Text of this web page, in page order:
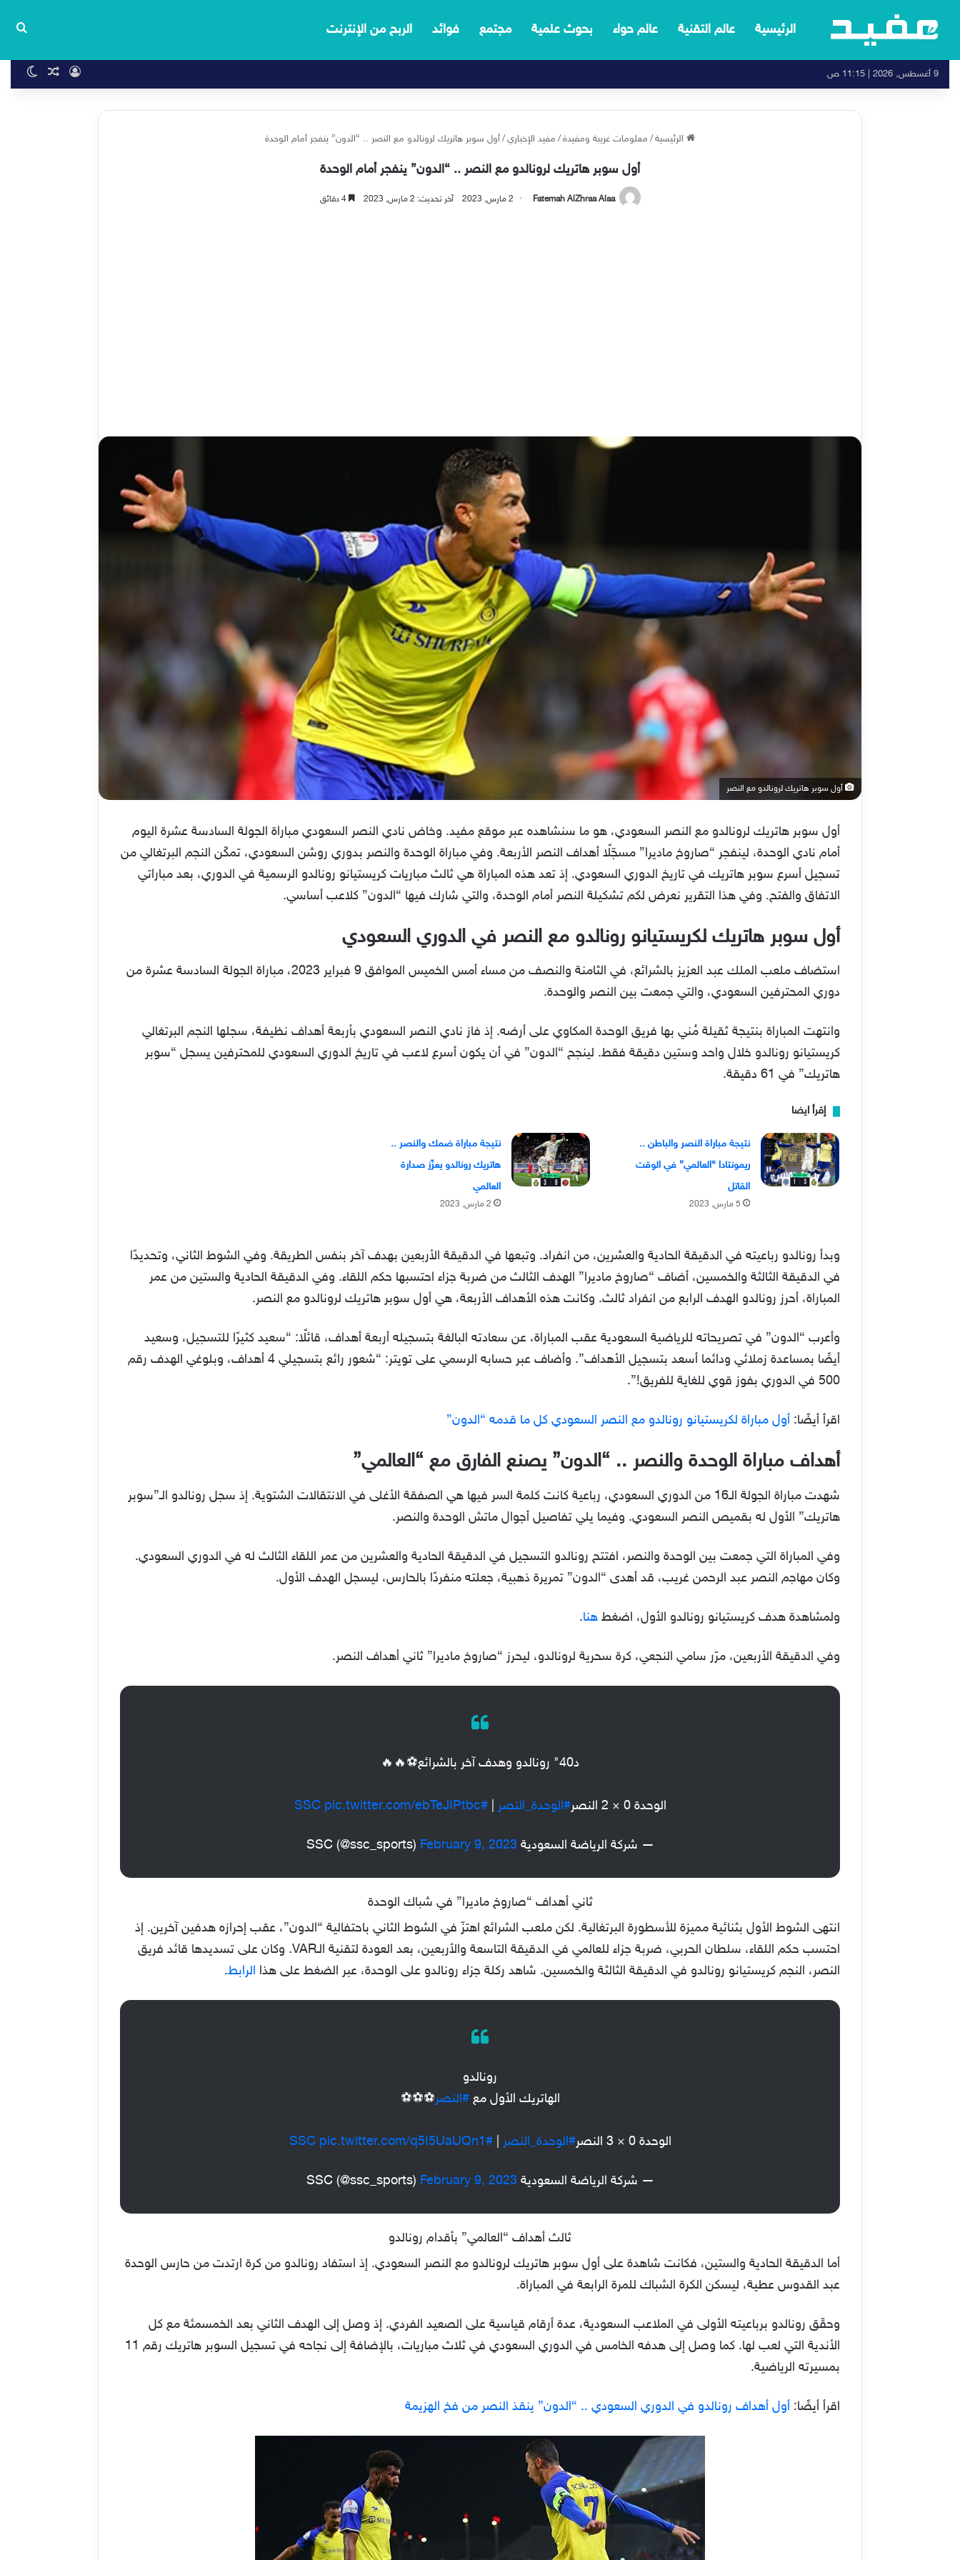
الرئيسية عالم التقنية عالم حواء بحوث علمية مجتمع فوائد الربح من الإنترنت
9 أغسطس, 2026 | 11:15 ص تسجيل الدخول
مقال
الرئيسية/ معلومات غريبة ومفيدة/ مفيد الإخباري/أول سوبر هاتريك لرونالدو مع النصر .. “الدون” ينفجر أمام الوحدة
أول سوبر هاتريك لرونالدو مع النصر .. “الدون” ينفجر أمام الوحدة
Fatemah AlZhraa Alaa 2 مارس, 2023 آخر تحديث: 2 مارس, 2023 4 دقائق
أول سوبر هاتريك لرونالدو مع النصر
أول سوبر هاتريك لرونالدو مع النصر السعودي، هو ما سنشاهده عبر موقع مفيد. وخاض نادي النصر السعودي مباراة الجولة السادسة عشرة اليوم
أمام نادي الوحدة، لينفجر “صاروخ ماديرا” مسجّلًا أهداف النصر الأربعة. وفي مباراة الوحدة والنصر بدوري روشن السعودي، تمكّن النجم البرتغالي من
تسجيل أسرع سوبر هاتريك في تاريخ الدوري السعودي. إذ تعد هذه المباراة هي ثالث مباريات كريستيانو رونالدو الرسمية في الدوري، بعد مباراتي
الاتفاق والفتح. وفي هذا التقرير نعرض لكم تشكيلة النصر أمام الوحدة، والتي شارك فيها “الدون” كلاعب أساسي.
أول سوبر هاتريك لكريستيانو رونالدو مع النصر في الدوري السعودي
استضاف ملعب الملك عبد العزيز بالشرائع، في الثامنة والنصف من مساء أمس الخميس الموافق 9 فبراير 2023، مباراة الجولة السادسة عشرة من
دوري المحترفين السعودي، والتي جمعت بين النصر والوحدة.
وانتهت المباراة بنتيجة ثقيلة مُني بها فريق الوحدة المكاوي على أرضه. إذ فاز نادي النصر السعودي بأربعة أهداف نظيفة، سجلها النجم البرتغالي
كريستيانو رونالدو خلال واحد وستين دقيقة فقط. لينجح “الدون” في أن يكون أسرع لاعب في تاريخ الدوري السعودي للمحترفين يسجل “سوبر
هاتريك” في 61 دقيقة.
إقرأ ايضا
نتيجة مباراة النصر والباطن ..
ريمونتادا “العالمي” في الوقت
القاتل
5 مارس, 2023
نتيجة مباراة ضمك والنصر ..
هاتريك رونالدو يعزّز صدارة
العالمي
2 مارس, 2023
وبدأ رونالدو رباعيته في الدقيقة الحادية والعشرين، من انفراد. وتبعها في الدقيقة الأربعين بهدف آخر بنفس الطريقة. وفي الشوط الثاني، وتحديدًا
في الدقيقة الثالثة والخمسين، أضاف “صاروخ ماديرا” الهدف الثالث من ضربة جزاء احتسبها حكم اللقاء. وفي الدقيقة الحادية والستين من عمر
المباراة، أحرز رونالدو الهدف الرابع من انفراد ثالث. وكانت هذه الأهداف الأربعة، هي أول سوبر هاتريك لرونالدو مع النصر.
وأعرب “الدون” في تصريحاته للرياضية السعودية عقب المباراة، عن سعادته البالغة بتسجيله أربعة أهداف، قائلًا: “سعيد كثيرًا للتسجيل، وسعيد
أيضًا بمساعدة زملائي ودائما أسعد بتسجيل الأهداف”. وأضاف عبر حسابه الرسمي على تويتر: “شعور رائع بتسجيلي 4 أهداف، وبلوغي الهدف رقم
500 في الدوري بفوز قوي للغاية للفريق!”.
اقرأ أيضًا: أول مباراة لكريستيانو رونالدو مع النصر السعودي كل ما قدمه “الدون”
أهداف مباراة الوحدة والنصر .. “الدون” يصنع الفارق مع “العالمي”
شهدت مباراة الجولة الـ16 من الدوري السعودي، رباعية كانت كلمة السر فيها هي الصفقة الأغلى في الانتقالات الشتوية. إذ سجل رونالدو الـ”سوبر
هاتريك” الأول له بقميص النصر السعودي. وفيما يلي تفاصيل أجوال ماتش الوحدة والنصر.
وفي المباراة التي جمعت بين الوحدة والنصر، افتتح رونالدو التسجيل في الدقيقة الحادية والعشرين من عمر اللقاء الثالث له في الدوري السعودي.
وكان مهاجم النصر عبد الرحمن غريب، قد أهدى “الدون” تمريرة ذهبية، جعلته منفردًا بالحارس، ليسجل الهدف الأول.
ولمشاهدة هدف كريستيانو رونالدو الأول، اضغط هنا.
وفي الدقيقة الأربعين، مرّر سامي النجعي، كرة سحرية لرونالدو، ليحرز “صاروخ ماديرا” ثاني أهداف النصر.
د40" رونالدو وهدف آخر بالشرائع⚽️🔥🔥
الوحدة 0 × 2 النصر #الوحدة_النصر |
#SSC
pic.twitter.com/ebTeJIPtbc
— شركة الرياضة السعودية SSC (@ssc_sports)February 9, 2023
ثاني أهداف “صاروخ ماديرا” في شباك الوحدة
انتهى الشوط الأول بثنائية مميزة للأسطورة البرتغالية. لكن ملعب الشرائع اهتزّ في الشوط الثاني باحتفالية “الدون”، عقب إحرازه هدفين آخرين. إذ
احتسب حكم اللقاء، سلطان الحربي، ضربة جزاء للعالمي في الدقيقة التاسعة والأربعين، بعد العودة لتقنية الـVAR. وكان على تسديدها قائد فريق
النصر، النجم كريستيانو رونالدو في الدقيقة الثالثة والخمسين. شاهد ركلة جزاء رونالدو على الوحدة، عبر الضغط على هذا الرابط.
رونالدو
الهاتريك الأول مع#النصر⚽️⚽️⚽️
الوحدة 0 × 3 النصر #الوحدة_النصر |
#SSC
pic.twitter.com/q5I5UaUQn1
— شركة الرياضة السعودية SSC (@ssc_sports)February 9, 2023
ثالث أهداف “العالمي” بأقدام رونالدو
أما الدقيقة الحادية والستين، فكانت شاهدة على أول سوبر هاتريك لرونالدو مع النصر السعودي. إذ استفاد رونالدو من كرة ارتدت من حارس الوحدة
عبد القدوس عطية، ليسكن الكرة الشباك للمرة الرابعة في المباراة.
وحقّق رونالدو برباعيته الأولى في الملاعب السعودية، عدة أرقام قياسية على الصعيد الفردي. إذ وصل إلى الهدف الثاني بعد الخمسمئة مع كل
الأندية التي لعب لها. كما وصل إلى هدفه الخامس في الدوري السعودي في ثلاث مباريات، بالإضافة إلى نجاحه في تسجيل السوبر هاتريك رقم 11
بمسيرته الرياضية.
اقرأ أيضًا: أول أهداف رونالدو في الدوري السعودي .. “الدون” ينقذ النصر من فخ الهزيمة